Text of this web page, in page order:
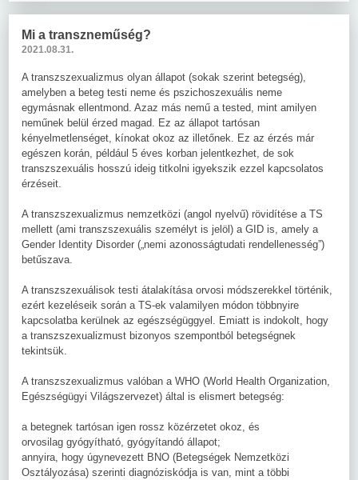
Mi a transzneműség?
2021.08.31.
A transzszexualizmus olyan állapot (sokak szerint betegség),
amelyben a beteg testi neme és pszichoszexuális neme
egymásnak ellentmond. Azaz más nemű a tested, mint amilyen
neműnek belül érzed magad. Ez az állapot tartósan
kényelmetlenséget, kínokat okoz az illetőnek. Ez az érzés már
egészen korán, például 5 éves korban jelentkezhet, de sok
transzszexuális hosszú ideig titkolni igyekszik ezzel kapcsolatos
érzéseit.
A transzszexualizmus nemzetközi (angol nyelvű) rövidítése a TS
mellett (ami transzszexuális személyt is jelöl) a GID is, amely a
Gender Identity Disorder („nemi azonosságtudati rendellenesség”)
betűszava.
A transzszexuálisok testi átalakítása orvosi módszerekkel történik,
ezért kezeléseik során a TS-ek valamilyen módon többnyire
kapcsolatba kerülnek az egészségüggyel. Emiatt is indokolt, hogy
a transzszexualizmust bizonyos szempontból betegségnek
tekintsük.
A transzszexualizmus valóban a WHO (World Health Organization,
Egészségügyi Világszervezet) által is elismert betegség:
a betegnek tartósan igen rossz közérzetet okoz, és
orvosilag gyógyítható, gyógyítandó állapot;
annyira, hogy úgynevezett BNO (Betegségek Nemzetközi
Osztályozása) szerinti diagnóziskódja is van, mint a többi